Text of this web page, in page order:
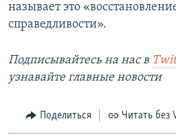
называет это
справедливости».
Подписывайтесь на наc в
узнавайте главные новости
Поделиться Читать без